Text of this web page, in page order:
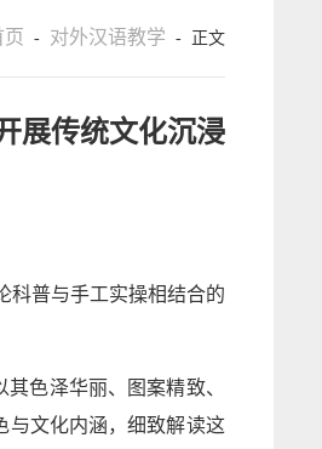
页 - 对外汉语教学 - 正文
展传统文化沉浸
科普与手工实操相结合的
色泽华丽、图案精致、
与文化内涵，细致解读这